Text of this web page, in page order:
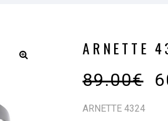
ARNETTE
89.00€
ARNETTE 4324